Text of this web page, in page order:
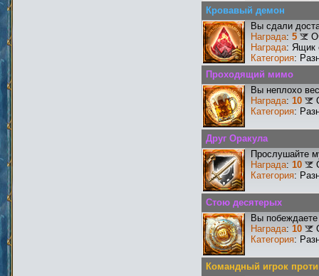
Кровавый демон
Вы сдали
Награда: 5
Награда: Ящик
Категория:
Проходящий мимо
Вы неплохо
Награда: 10
Категория:
Друг Оракула
Прослушайте
Награда: 10
Категория:
Стою десятерых
Вы
Награда: 10
Категория:
Командный игрок